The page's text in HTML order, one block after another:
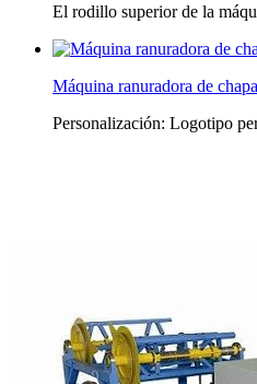
El rodillo superior de la
Máquina ranuradora de chapa
Personalización: Logotipo